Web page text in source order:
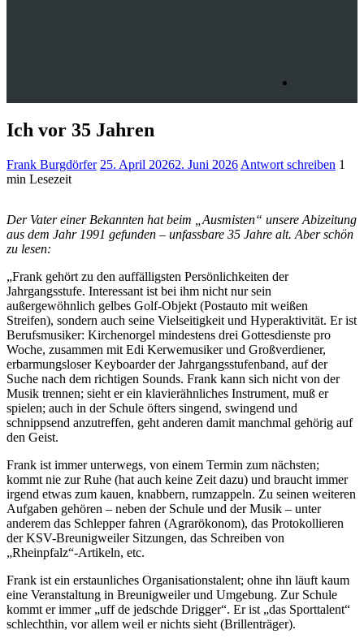
Ich vor 35 Jahren
Frank Burgdörfer 25. April 20262. Juni 2026 Antwort schreiben 1
min Lesezeit
Der Vater einer Bekannten hat beim „Ausmisten“ unsere Abizeitung
aus dem Jahr 1991 gefunden – unfassbare 35 Jahre alt. Aber schön
zu lesen:
„Frank gehört zu den auffälligsten Persönlichkeiten der
Jahrgangsstufe. Interessant ist bei ihm nicht nur sein
außergewöhnlich gelbes Golf-Objekt (Postauto mit weißen
Streifen), sondern auch seine Vielseitigkeit und Hyperaktivität. Er ist
Berufsmusiker: Kirchenorgel mindestens drei Gottesdienste pro
Woche, zusammen mit Edi Kerwemusiker und Großverdiener,
erbarmungsloser Keyboarder der Jahrgangsstufenband, auf der
Suche nach dem richtigen Sounds. Frank kann sich nicht von der
Musik trennen; sieht er ein klavierähnliches Instrument, muß er
spielen; auch in der Schule öfters singend, swingend und
schnippsend anzutreffen, geht anderen damit manchmal gehörig auf
den Geist.
Frank ist immer unterwegs, von einem Termin zum nächsten;
kommt nie zur Ruhe (hat auch keine Zeit dazu) und braucht immer
irgend etwas zum kauen, knabbern, rumzappeln. Zu seinen weiteren
Aufgaben gehören – neben der Schule und der Musik – unter
anderem das Schlepper fahren (Agrarökonom), das Protokollieren
der KSV-Breunigweiler Sitzungen, das Schreiben von
„Rheinpfalz“-Artikeln, etc.
Frank ist ein erstaunliches Organisationstalent; ohne ihn läuft kaum
eine Veranstaltung in Breunigweiler und Umgebung. Zur Schule
kommt er immer „uff de jedschde Drigger“. Er ist „das Sporttalent“
schlechthin, vor allem weil er nichts sieht (Brillenträger).